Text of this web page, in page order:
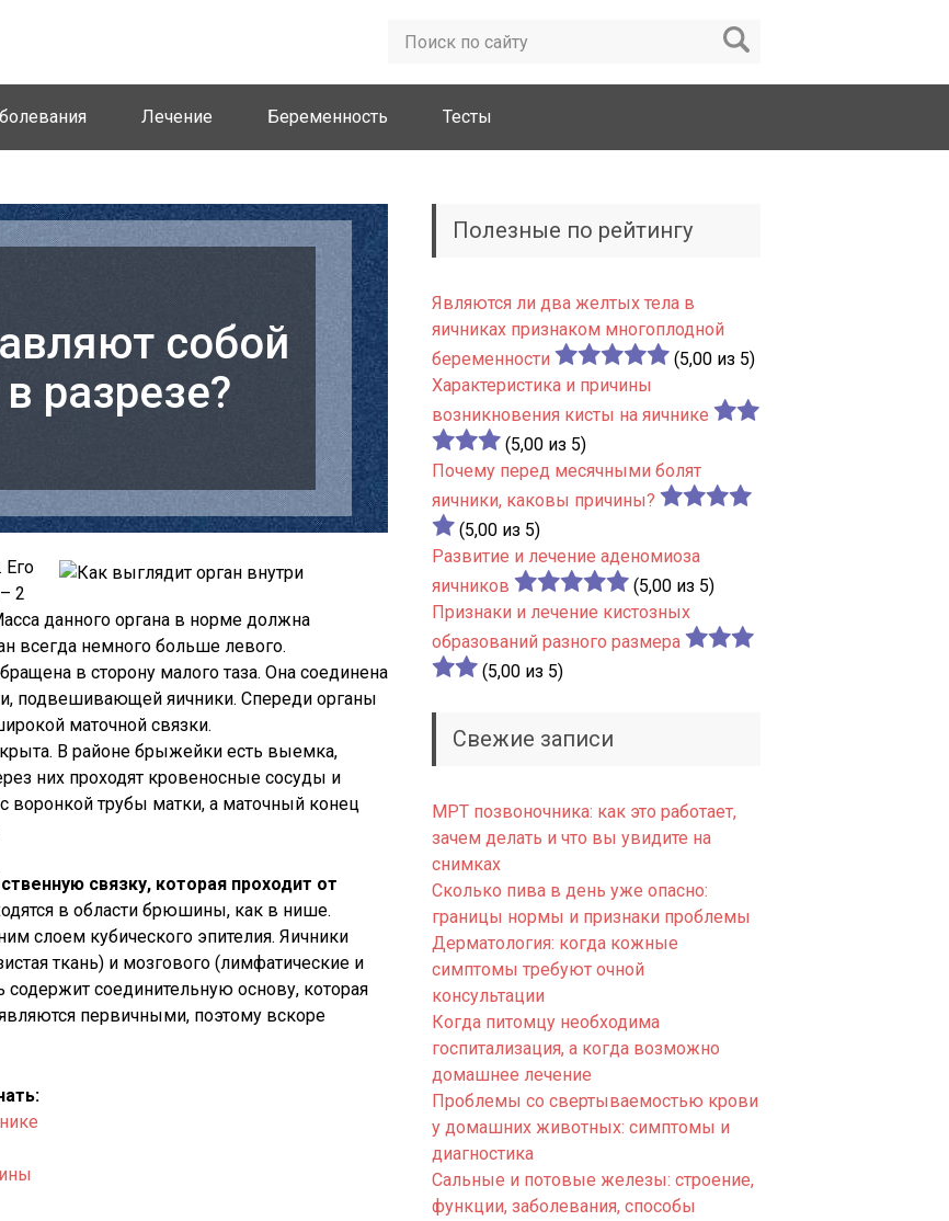
Лечение Беременность Тесты
собой
разрезе?
Его
2
данного органа в норме должна
всегда немного больше левого.
в сторону малого таза. Она соединена
подвешивающей яичники. Спереди органы
маточной связки.
В районе брыжейки есть выемка,
них проходят кровеносные сосуды и
воронкой трубы матки, а маточный конец
связку, которая проходит от
в области брюшины, как в нише.
слоем кубического эпителия. Яичники
ткань) и мозгового (лимфатические и
соединительную основу, которая
первичными, поэтому вскоре
Полезные по рейтингу
Являются ли два желтых тела в
яичниках признаком многоплодной
беременности
(5,00 из 5)
Характеристика и причины
возникновения кисты на яичнике
(5,00 из 5)
Почему перед месячными болят
яичники, каковы причины?
(5,00 из 5)
Развитие и лечение аденомиоза
яичников
(5,00 из 5)
Признаки и лечение кистозных
образований разного размера
(5,00 из 5)
Свежие записи
МРТ позвоночника: как это работает,
зачем делать и что вы увидите на
снимках
Сколько пива в день уже опасно:
границы нормы и признаки проблемы
Дерматология: когда кожные
симптомы требуют очной
консультации
Когда питомцу необходима
госпитализация, а когда возможно
домашнее лечение
Проблемы со свертываемостью крови
у домашних животных: симптомы и
диагностика
Сальные и потовые железы: строение,
функции, заболевания, способы